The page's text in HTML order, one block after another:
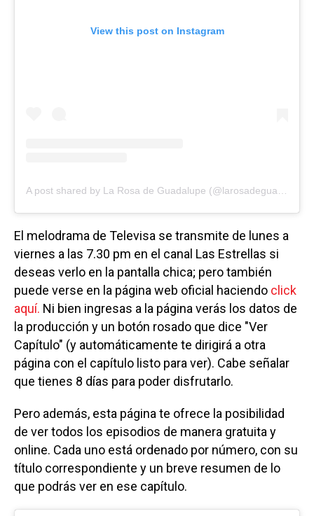
View this post on Instagram
El melodrama de Televisa se transmite de lunes a
viernes a las 7.30 pm en el canal Las Estrellas si
deseas verlo en la pantalla chica; pero también
puede verse en la página web oficial haciendo click
aquí. Ni bien ingresas a la página verás los datos de
la producción y un botón rosado que dice "Ver
Capítulo" (y automáticamente te dirigirá a otra
página con el capítulo listo para ver). Cabe señalar
que tienes 8 días para poder disfrutarlo.
Pero además, esta página te ofrece la posibilidad
de ver todos los episodios de manera gratuita y
online. Cada uno está ordenado por número, con su
título correspondiente y un breve resumen de lo
que podrás ver en ese capítulo.